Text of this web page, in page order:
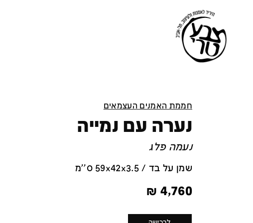
חממת האמנים העצמאים
נערה עם נמייה
נעמה פלג
שמן על בד / 59x42x3.5 ס''מ
4,760
₪